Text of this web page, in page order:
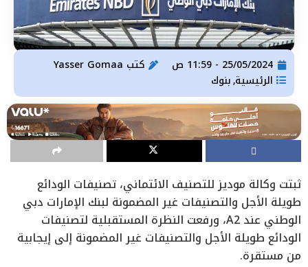
25/05/2024 - 11:59 ص كتب
الرئيسية, بنوك
ثبتت وكالة موديز للتصنيف الائتماني، تصنيفات الودائع
طويلة الأجل والتصنيفات غير المضمونة لبنك الإمارات دبي
الوطني عند A2، ورفعت النظرة المستقبلية لتصنيفات
الودائع طويلة الأجل والتصنيفات غير المضمونة إلى إيجابية
من مستقرة.